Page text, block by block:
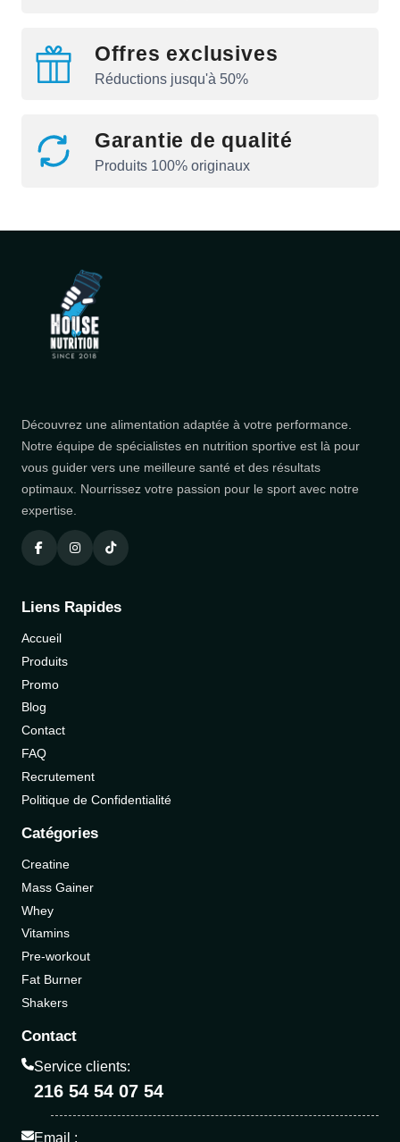
Offres exclusives
Réductions jusqu'à 50%
Garantie de qualité
Produits 100% originaux
Découvrez une alimentation adaptée à votre performance.
Notre équipe de spécialistes en nutrition sportive est là pour
vous guider vers une meilleure santé et des résultats
optimaux. Nourrissez votre passion pour le sport avec notre
expertise.
Liens Rapides
Accueil
Produits
Promo
Blog
Contact
FAQ
Recrutement
Politique de Confidentialité
Catégories
Creatine
Mass Gainer
Whey
Vitamins
Pre-workout
Fat Burner
Shakers
Contact
Service clients:
216 54 54 07 54
Email :